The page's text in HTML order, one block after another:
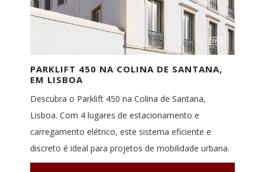
PARKLIFT 450 NA COLINA DE SANTANA,
EM LISBOA
Descubra o Parklift 450 na Colina de Santana,
Lisboa. Com 4 lugares de estacionamento e
carregamento elétrico, este sistema eficiente e
discreto é ideal para projetos de mobilidade urbana.